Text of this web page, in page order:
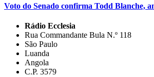
Voto do Senado confirma Todd Blanche,
Rádio Ecclesia
Rua Commandante Bula N.º 118
São Paulo
Luanda
Angola
C.P. 3579